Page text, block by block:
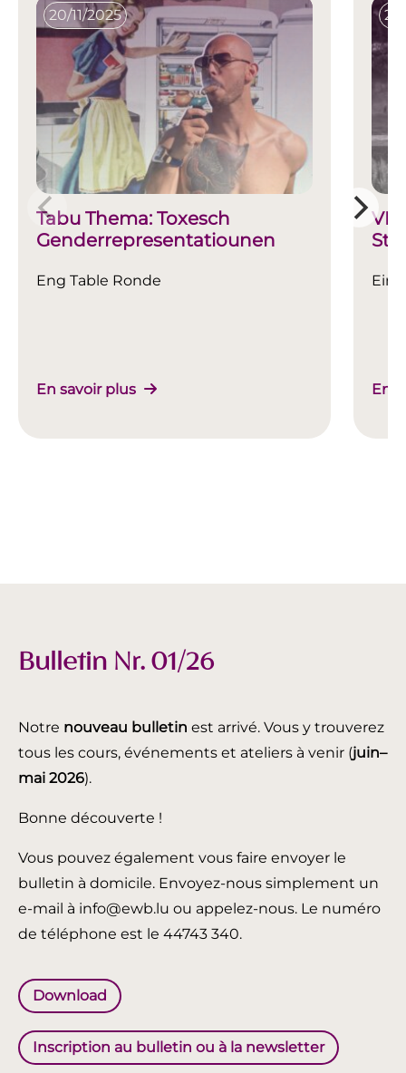
20/11/2025
Tabu Thema: Toxesch
Genderrepresentatiounen
Eng Table Ronde
En savoir plus
Ein
En
Bulletin Nr. 01/26
Notre nouveau bulletin est arrivé. Vous y trouverez
tous les cours, événements et ateliers à venir (juin–
mai 2026).
Bonne découverte !
Vous pouvez également vous faire envoyer le
bulletin à domicile. Envoyez-nous simplement un
e-mail à info@ewb.lu ou appelez-nous. Le numéro
de téléphone est le 44743 340.
Download
Inscription au bulletin ou à la newsletter